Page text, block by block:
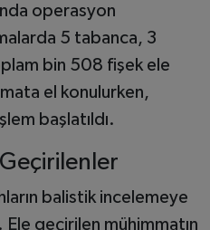
operasyon
5 tabanca, 3
bin 508 fişek ele
el konulurken,
başlatıldı.
balistik incelemeye
geçirilen mühimmatın